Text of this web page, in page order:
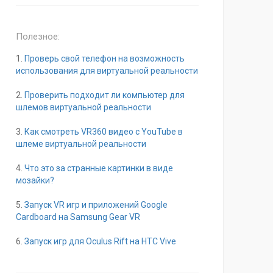
Полезное:
1.
Проверь свой телефон на возможность
использования для виртуальной реальности
2. Проверить подходит ли компьютер для
шлемов виртуальной реальности
3. Как смотреть VR360 видео с YouTube в
шлеме виртуальной реальности
4. Что это за странные картинки в виде
мозайки?
5. Запуск VR игр и приложений Google
Cardboard на Samsung Gear VR
6. Запуск игр для Oculus Rift на HTC Vive